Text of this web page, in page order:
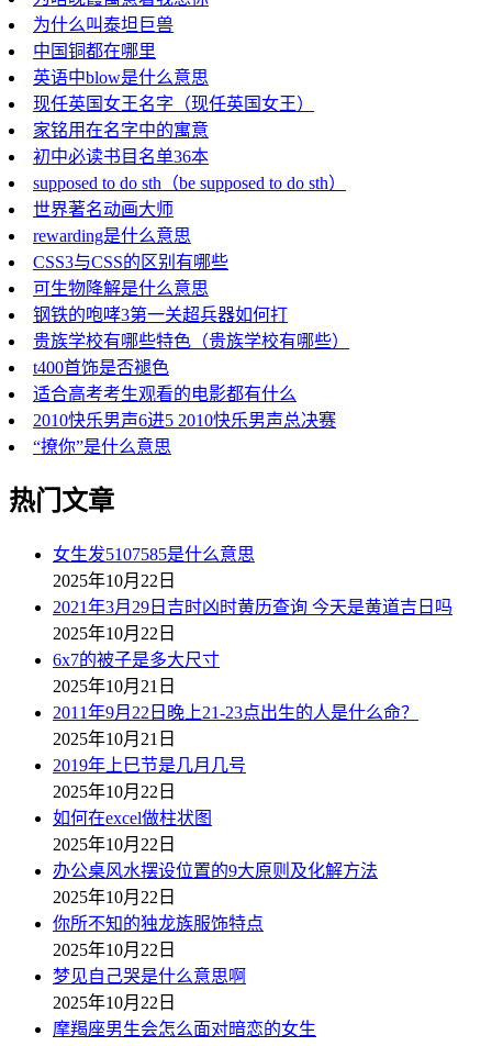
为什么叫泰坦巨兽
中国铜都在哪里
英语中blow是什么意思
现任英国女王名字（现任英国女王）
家铭用在名字中的寓意
初中必读书目名单36本
supposed to do sth（be supposed to do sth）
世界著名动画大师
rewarding是什么意思
CSS3与CSS的区别有哪些
可生物降解是什么意思
钢铁的咆哮3第一关超兵器如何打
贵族学校有哪些特色（贵族学校有哪些）
t400首饰是否褪色
适合高考考生观看的电影都有什么
2010快乐男声6进5 2010快乐男声总决赛
“撩你”是什么意思
热门文章
女生发5107585是什么意思
2025年10月22日
2021年3月29日吉时凶时黄历查询 今天是黄道吉日吗
2025年10月22日
6x7的被子是多大尺寸
2025年10月21日
2011年9月22日晚上21-23点出生的人是什么命？
2025年10月21日
2019年上巳节是几月几号
2025年10月22日
如何在excel做柱状图
2025年10月22日
办公桌风水摆设位置的9大原则及化解方法
2025年10月22日
你所不知的独龙族服饰特点
2025年10月22日
梦见自己哭是什么意思啊
2025年10月22日
摩羯座男生会怎么面对暗恋的女生